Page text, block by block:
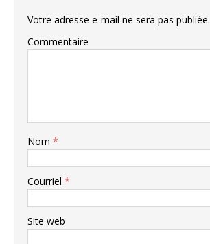
Votre adresse e-mail ne sera pas publiée.
Commentaire
Nom *
Courriel *
Site web